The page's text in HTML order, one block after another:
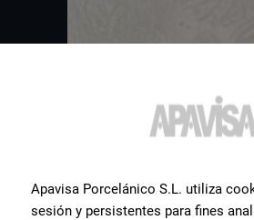
Apavisa Porcelánico S.L. utiliza
sesión y persistentes para fines